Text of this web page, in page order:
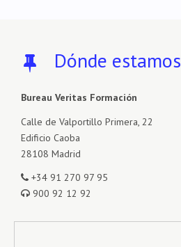
Dónde estamos
Bureau Veritas Formación
Calle de Valportillo Primera, 22
Edificio Caoba
28108 Madrid
+34 91 270 97 95
900 92 12 92